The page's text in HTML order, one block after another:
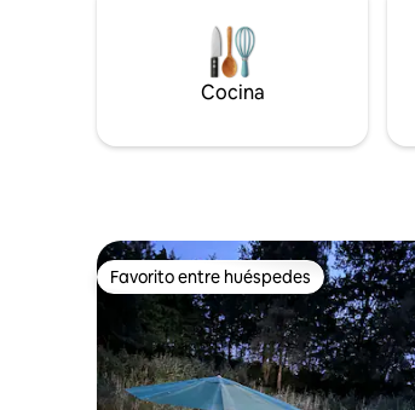
en Giethoorn Zuid). Acá, todavía podés
disfrutar de la maravillosa tranquilidad y
la belleza del antiguo pueblo de
Cocina
Favorito entre huéspedes
Favorito entre huéspedes